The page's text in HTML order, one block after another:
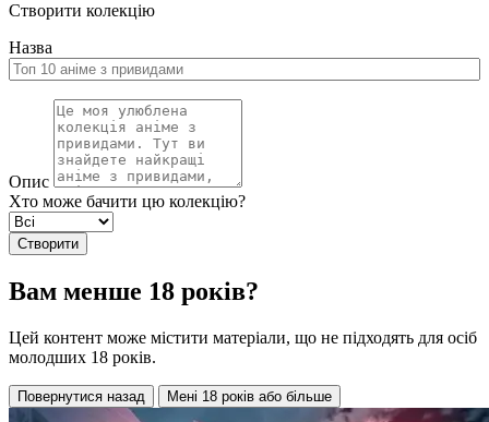
Створити колекцію
Назва
Опис
Хто може бачити цю колекцію?
Створити
Вам менше 18 років?
Цей контент може містити матеріали, що не підходять для осіб
молодших 18 років.
Повернутися назад Мені 18 років або більше